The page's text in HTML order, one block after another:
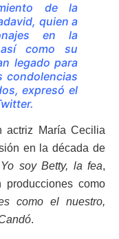
de la
quien a
en la
así como su
legado para
condolencias
expresó el
actriz María Cecilia
en la década de
Yo soy Betty, la fea,
como
como el nuestro,
.